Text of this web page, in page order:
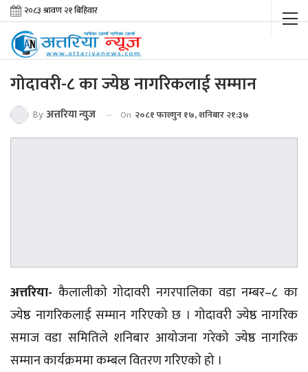
गोदावरी-८ का ज्येष्ठ नागरिकलाई सम्मान
By अत्तरिया न्युज On २०८१ फाल्गुन १७, शनिबार २१:३७
अत्तरिया- कैलालीको गोदावरी नगरपालिका वडानम्बर–८ का
ज्येष्ठ नागरिकलाई सम्मान गरिएको छ । गोदावरी ज्येष्ठ नागरिक
समाज वडा समितिले शनिबार आयोजना गरेको ज्येष्ठ नागरिक
सम्मान कार्यक्रममा कम्बल वितरण गरिएको हो ।